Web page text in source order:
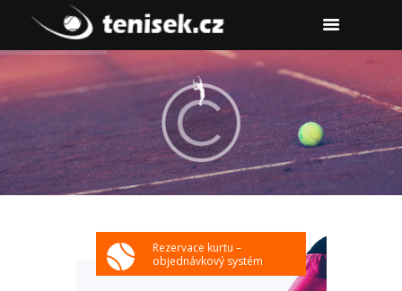
Rezervace kurtu –
objednávkový systém